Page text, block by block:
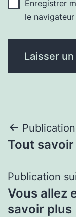
Enregistrer
le
de
l’article
Tout
Publication
Vous allez
savoir plus